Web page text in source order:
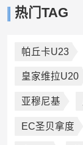
热门TAG
帕丘卡U23
皇家维拉U20
亚穆尼基
EC圣贝拿度